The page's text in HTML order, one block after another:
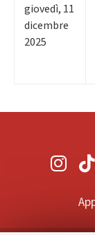
giovedì, 11
dicembre
2025